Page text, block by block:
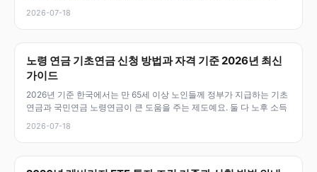
2026-07-18
노령 연금 기초연금 신청 방법과 자격 기준 2026년 최신
가이드
2026년 기준 한국에서는 만 65세 이상 노인들께 정부가 지급하는 기초
연금과 국민연금 노령연금이 큰 도움을 주는 제도예요. 둘 다 노후 소득
2026-07-18